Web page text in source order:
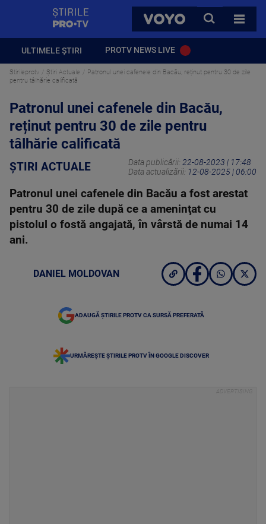
VOYO
CAUTA
TOATE
ULTIMELE ȘTIRI PROTV NEWS LIVE
Stirileprotv Știri Actuale
Patronul unei cafenele din Bacău, reținut pentru 30 de zile
pentru tâlhărie calificată
Patronul unei cafenele din Bacău,
reținut pentru 30 de zile pentru
tâlhărie calificată
ȘTIRI ACTUALE Data publicării: 22-08-2023 | 17:48
Data actualizării: 12-08-2025 | 06:00
Patronul unei cafenele din Bacău a fost arestat
pentru 30 de zile după ce a ameninţat cu
pistolul o fostă angajată, în vârstă de numai 14
ani.
DANIEL MOLDOVAN
ADAUGĂ ȘTIRILE PROTV CA SURSĂ PREFERATĂ
URMĂREȘTE ȘTIRILE PROTV ÎN GOOGLE DISCOVER